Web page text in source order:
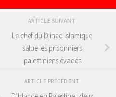
ARTICLE SUIVANT
Le chef du Djihad islamique
salue les prisonniers
palestiniens évadés
ARTICLE PRÉCÉDENT